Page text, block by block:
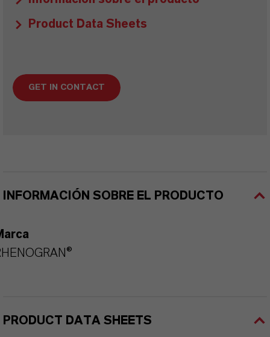
Product Data Sheets
GET IN CONTACT
INFORMACIÓN SOBRE EL PRODUCTO
PRODUCT DATA SHEETS